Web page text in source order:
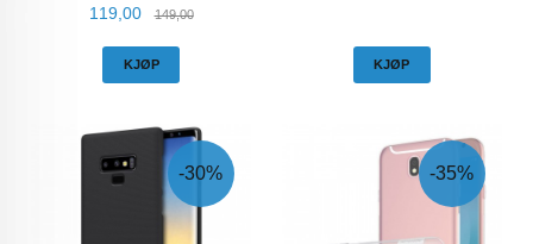
Tilbud
119,00 149,00Rabatt
KJØP KJØP
-30% -35%